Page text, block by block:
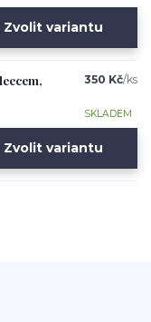
Zvolit variantu
350 Kč/ks
SKLADEM
Zvolit variantu